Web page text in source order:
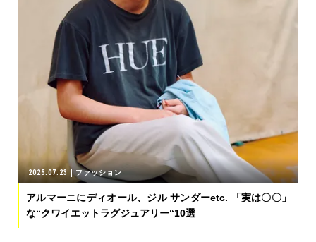
2025.07.23 ファッション
アルマーニにディオール、ジル サンダーetc. 「実は〇〇」
な“クワイエットラグジュアリー“10選